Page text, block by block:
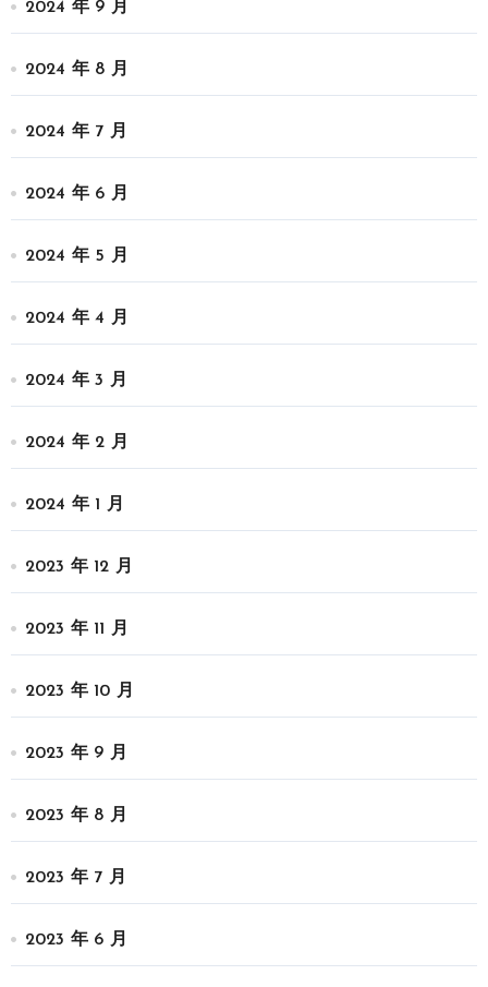
2024 年 9 月
2024 年 8 月
2024 年 7 月
2024 年 6 月
2024 年 5 月
2024 年 4 月
2024 年 3 月
2024 年 2 月
2024 年 1 月
2023 年 12 月
2023 年 11 月
2023 年 10 月
2023 年 9 月
2023 年 8 月
2023 年 7 月
2023 年 6 月